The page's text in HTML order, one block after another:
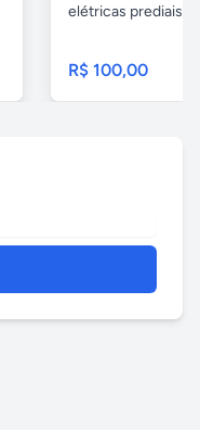
elétricas prediais e
R$ 100,00